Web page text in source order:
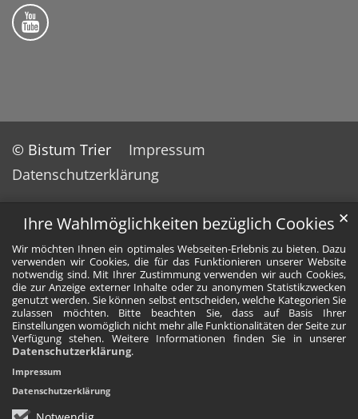
Ihre Wahlmöglichkeiten bezüglich Cookies
Wir möchten Ihnen ein optimales Webseiten-Erlebnis zu bieten. Dazu
verwenden wir Cookies, die für das Funktionieren unserer Website
notwendig sind. Mit Ihrer Zustimmung verwenden wir auch Cookies,
die zur Anzeige externer Inhalte oder zu anonymen Statistikzwecken
genutzt werden. Sie können selbst entscheiden, welche Kategorien Sie
zulassen möchten. Bitte beachten Sie, dass auf Basis Ihrer
Einstellungen womöglich nicht mehr alle Funktionalitäten der Seite zur
Verfügung stehen. Weitere Informationen finden Sie in unserer
Datenschutzerklärung.
✕
Impressum
Datenschutzerklärung
Bistum Trier auf YouTube
© Bistum Trier
Impressum
Datenschutzerklärung